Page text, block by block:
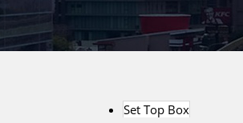
Set Top Box